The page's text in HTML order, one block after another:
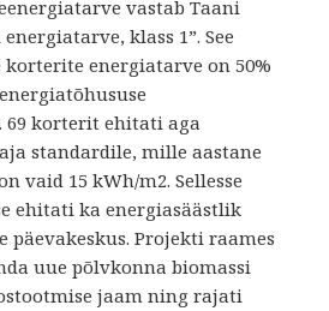
vastab Taani
klass 1”. See
korterite energiatarve on 50%
korterit ehitati aga
standardile, mille aastane
vaid 15 kWh/m2. Sellesse
ehitati ka energiasäästlik
päevakeskus. Projekti raames
uue põlvkonna biomassi
jaam ning rajati